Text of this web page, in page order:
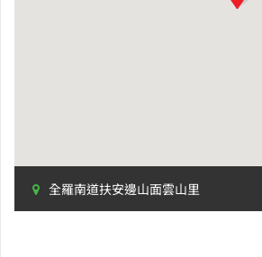
全羅南道扶安邊山面雲山里